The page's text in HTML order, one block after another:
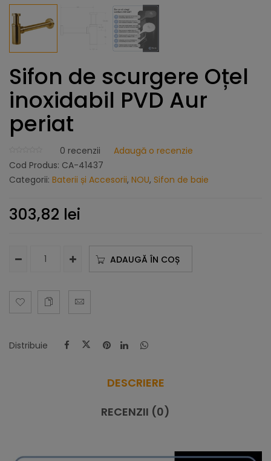
Sifon de scurgere Oțel
inoxidabil PVD Aur
periat
0 recenzii
Adaugă o recenzie
Cod Produs: CA-41437
Categorii: Baterii și Accesorii, NOU, Sifon de baie
303,82 lei
ADAUGĂ ÎN COȘ
Distribuie
DESCRIERE
RECENZII (0)